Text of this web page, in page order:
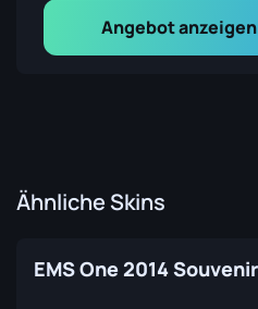
Angebot anzeigen
Ähnliche Skins